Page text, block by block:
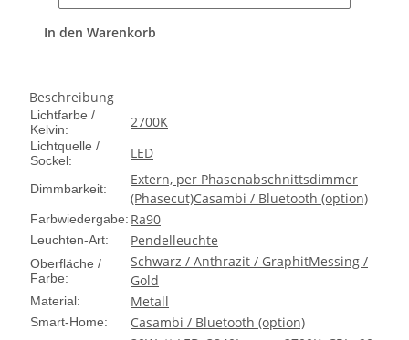
In den Warenkorb
Beschreibung
Lichtfarbe /
Kelvin:
2700K
Lichtquelle /
Sockel:
LED
Dimmbarkeit:
Extern, per Phasenabschnittsdimmer
(Phasecut)Casambi / Bluetooth (option)
Farbwiedergabe: Ra90
Leuchten-Art: Pendelleuchte
Oberfläche /
Farbe:
Schwarz / Anthrazit / GraphitMessing /
Gold
Material: Metall
Smart-Home: Casambi / Bluetooth (option)